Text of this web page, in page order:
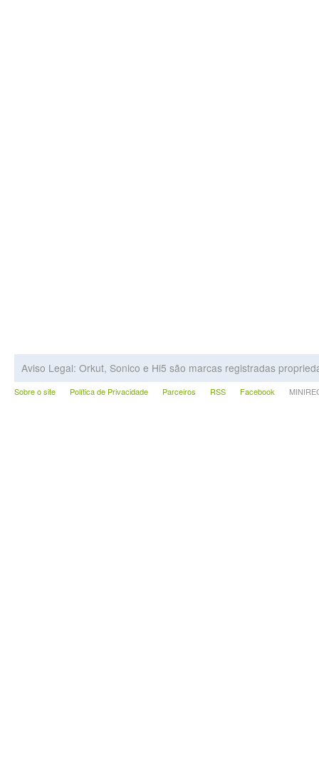
Aviso Legal: Orkut, Sonico e Hi5 são marcas registradas
Sobre o site Política de Privacidade Parceiros RSS Facebook